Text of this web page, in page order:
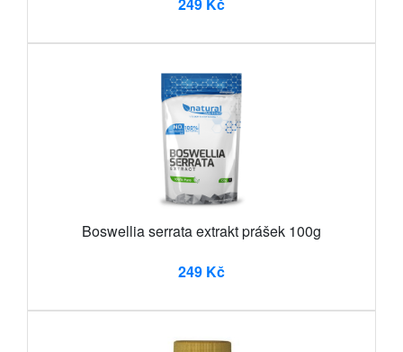
249 Kč
Boswellia serrata extrakt prášek 100g
249 Kč